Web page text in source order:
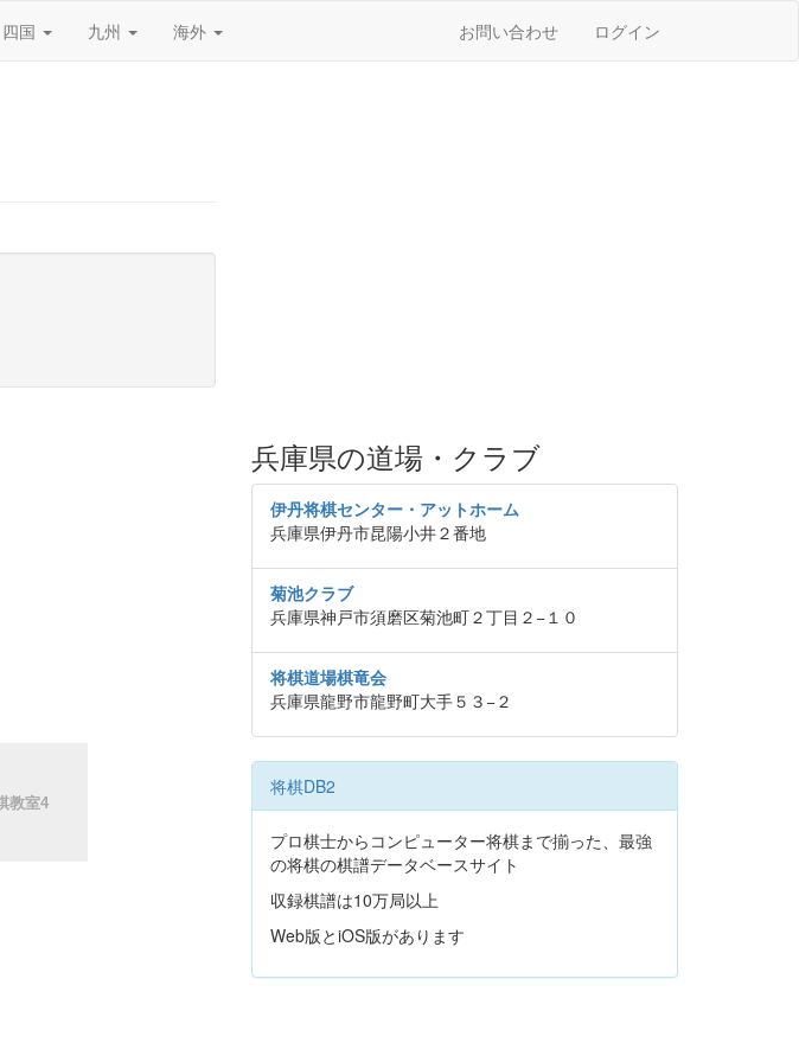
四国 九州 海外 お問い合わせ ログイン
兵庫県の道場・クラブ
伊丹将棋センター・アットホーム
兵庫県伊丹市昆陽小井２番地
菊池クラブ
兵庫県神戸市須磨区菊池町２丁目２−１０
将棋道場棋竜会
兵庫県龍野市龍野町大手５３−２
将棋DB2
プロ棋士からコンピューター将棋まで揃った、最強
の将棋の棋譜データベースサイト
収録棋譜は10万局以上
Web版とiOS版があります